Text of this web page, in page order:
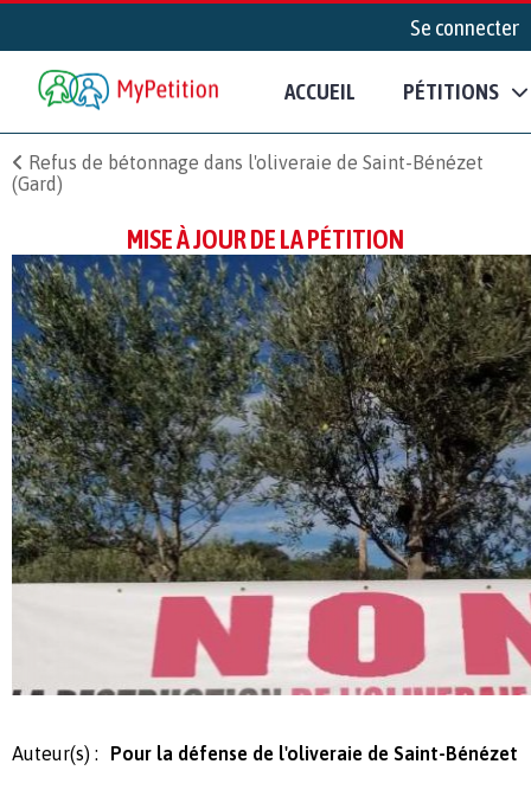
Se connecter
ACCUEIL PÉTITIONS
Refus de bétonnage dans l'oliveraie de Saint-Bénézet
(Gard)
MISE À JOUR DE LA PÉTITION
Auteur(s) : Pour la défense de l'oliveraie de Saint-Bénézet